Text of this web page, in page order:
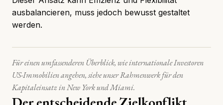
ausbalancieren, muss jedoch bewusst gestaltet
werden.
Für einen umfassenderen Überblick, wieinternationale Investoren
US-Immobilien angehen, siehe unser Rahmenwerk für den
Kapitaleinsatz in New York und Miami.